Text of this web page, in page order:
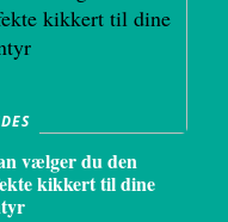
vælger du den
kikkert til dine